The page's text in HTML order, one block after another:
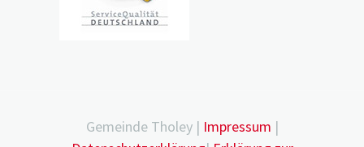
Gemeinde Tholey | Impressum |